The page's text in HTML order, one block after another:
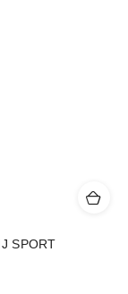
SPORT